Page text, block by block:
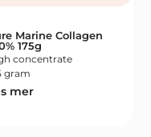
Marine Collagen
175g
concentrate
gram
mer